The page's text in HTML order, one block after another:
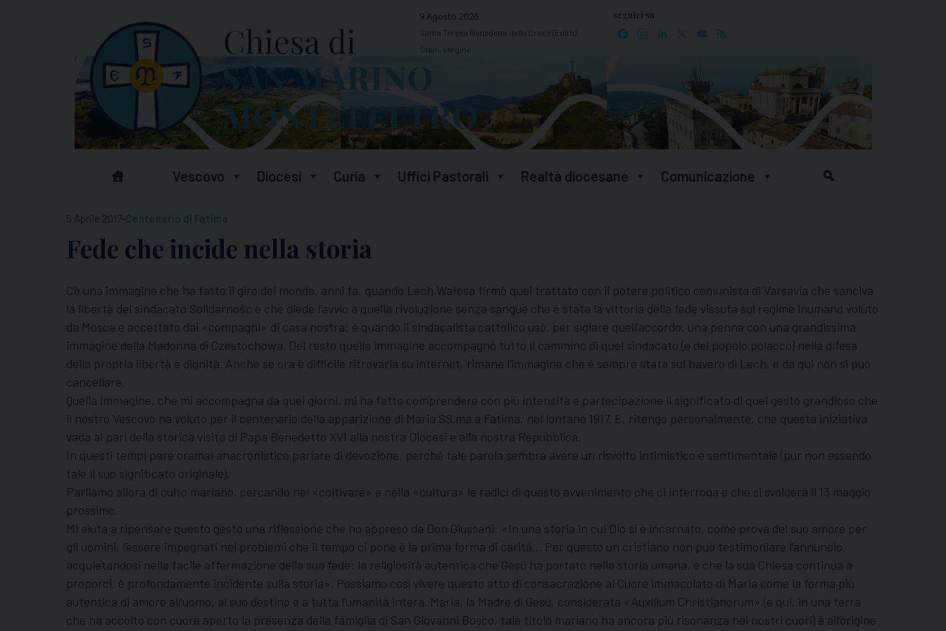
9 Agosto 2026
Santa Teresa Benedetta della Croce (Edith)
Stein, vergine
seguici su
Facebook
Instagram
LinkedIn YouTube
Vescovo Diocesi Curia Uffici Pastorali Realtà diocesane Comunicazione
5 Aprile 2017-Centenario di Fatima
Fede che incide nella storia
C’è una immagine che ha fatto il giro del mondo, anni fa, quando Lech Wałesa firmò quel trattato con il potere politico comunista di Varsavia che sanciva
la libertà del sindacato Solidarność e che diede l’avvio a quella rivoluzione senza sangue che è stata la vittoria della fede vissuta sul regime inumano voluto
da Mosca e accettato dai «compagni» di casa nostra: è quando il sindacalista cattolico usò, per siglare quell’accordo, una penna con una grandissima
immagine della Madonna di Czestochowa. Del resto quella immagine accompagnò tutto il cammino di quel sindacato (e del popolo polacco) nella difesa
della propria libertà e dignità. Anche se ora è difficile ritrovarla su internet, rimane l’immagine che è sempre stata sul bavero di Lech, e da qui non si può
cancellare.
Quella immagine, che mi accompagna da quei giorni, mi ha fatto comprendere con più intensità e partecipazione il significato di quel gesto grandioso che
il nostro Vescovo ha voluto per il centenario della apparizione di Maria SS.ma a Fatima, nel lontano 1917. E, ritengo personalmente, che questa iniziativa
vada al pari della storica visita di Papa Benedetto XVI alla nostra Diocesi e alla nostra Repubblica.
In questi tempi pare oramai anacronistico parlare di devozione, perché tale parola sembra avere un risvolto intimistico e sentimentale (pur non essendo
tale il suo significato originale).
Parliamo allora di culto mariano, cercando nel «coltivare» e nella «cultura» le radici di questo avvenimento che ci interroga e che si svolgerà il 13 maggio
prossimo.
Mi aiuta a ripensare questo gesto una riflessione che ho appreso da Don Giussani: «In una storia in cui Dio si è incarnato, come prova del suo amore per
gli uomini, l’essere impegnati nei problemi che il tempo ci pone è la prima forma di carità… Per questo un cristiano non può testimoniare l’annuncio
acquietandosi nella facile affermazione della sua fede: la religiosità autentica che Gesù ha portato nella storia umana, e che la sua Chiesa continua a
proporci, è profondamente incidente sulla storia». Possiamo così vivere questo atto di consacrazione al Cuore immacolato di Maria come la forma più
autentica di amore all’uomo, al suo destino e a tutta l’umanità intera. Maria, la Madre di Gesù, considerata «Auxilium Christianorum» (e qui, in una terra
che ha accolto con cuore aperto la presenza della famiglia di San Giovanni Bosco, tale titolo mariano ha ancora più risonanza nei nostri cuori) è all’origine